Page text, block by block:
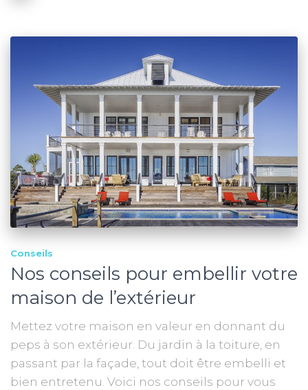
Conseils
Nos conseils pour embellir votre
maison de l’extérieur
Mettez votre maison en valeur en donnant du
peps à son extérieur. Du jardin à la toiture, en
passant par la façade, tout doit être embelli et
bien entretenu. Voici nos conseils pour vous